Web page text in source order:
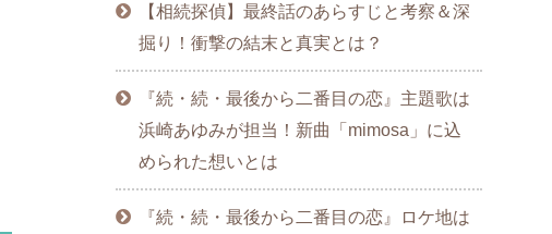
【相続探偵】最終話のあらすじと考察＆深
掘り！衝撃の結末と真実とは？
『続・続・最後から二番目の恋』主題歌は
浜崎あゆみが担当！新曲「mimosa」に込
められた想いとは
『続・続・最後から二番目の恋』ロケ地は